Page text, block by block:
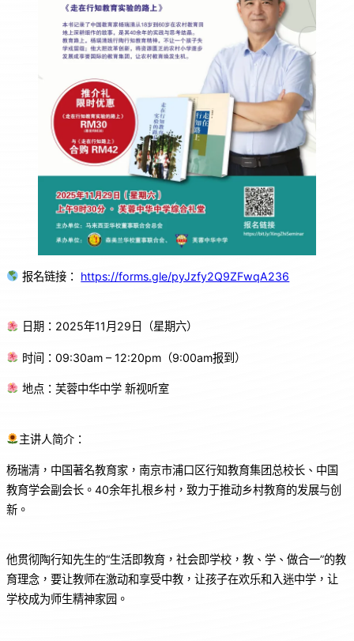
报名链接： https://forms.gle/pyJzfy2Q9ZFwqA236
日期：2025年11月29日（星期六）
时间：09:30am – 12:20pm（9:00am报到）
地点：芙蓉中华中学 新视听室
主讲人简介：
杨瑞清，中国著名教育家，南京市浦口区行知教育集团总校长、中国
教育学会副会长。40余年扎根乡村，致力于推动乡村教育的发展与创
新。
他贯彻陶行知先生的“生活即教育，社会即学校，教、学、做合一”的教
育理念，要让教师在激动和享受中教，让孩子在欢乐和入迷中学，让
学校成为师生精神家园。